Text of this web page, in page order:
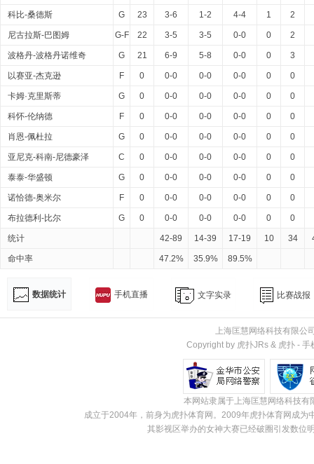
科比-桑德斯 G 23 3-6 1-2 4-4 1 2
尼古拉斯-巴图姆 G-F 22 3-5 3-5 0-0 0 2
波格丹-波格丹诺维奇 G 21 6-9 5-8 0-0 0 3
以赛亚-杰克逊 F 0 0-0 0-0 0-0 0 0
卡姆·克里斯蒂 G 0 0-0 0-0 0-0 0 0
科怀-伦纳德 F 0 0-0 0-0 0-0 0 0
肖恩-佩杜拉 G 0 0-0 0-0 0-0 0 0
亚尼克-科南-尼德豪泽 C 0 0-0 0-0 0-0 0 0
泰泰-华盛顿 G 0 0-0 0-0 0-0 0 0
诺恰德-奥米尔 F 0 0-0 0-0 0-0 0 0
布拉德利-比尔 G 0 0-0 0-0 0-0 0 0
统计 42-89 14-39 17-19 10 34
命中率 47.2% 35.9% 89.5%
数据统计 手机直播 文字实录 比赛战报
上海匡慧网络科技有限公
Copyright by 虎扑JRs & 虎扑 - 手
本网站隶属于上海匡慧网络科技
成立于2004年，前身为虎扑体育网。2009年虎扑体育网成
其影视区举办的女神大赛已经破圈引发数位